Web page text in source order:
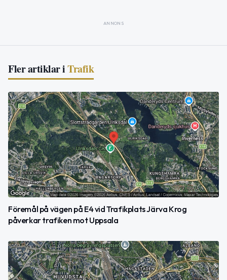
ANNONS
Fler artiklar iTrafik
Föremål på vägen på E4 vid Trafikplats Järva Krog
påverkar trafiken mot Uppsala